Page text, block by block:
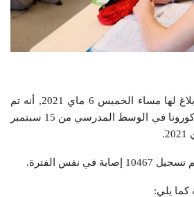
أعلنت وزارة التربية في بلاغ لها مساء الخميس 6 ماي 2021, أنه تم
تسجيل 56 وفاة بفيروس كورونا في الوسط المدرسي من 15 سبتمبر
في نفس الفترة.
كما يلي: